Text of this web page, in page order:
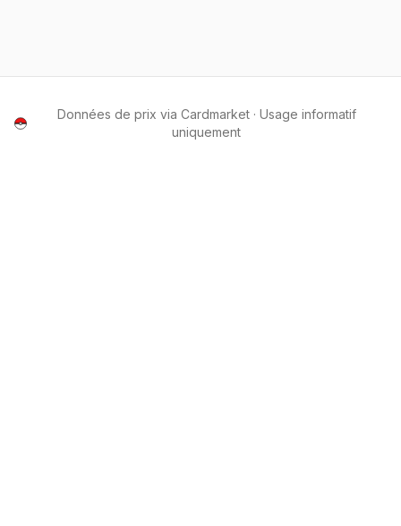
Données de prix via Cardmarket · Usage informatif
uniquement